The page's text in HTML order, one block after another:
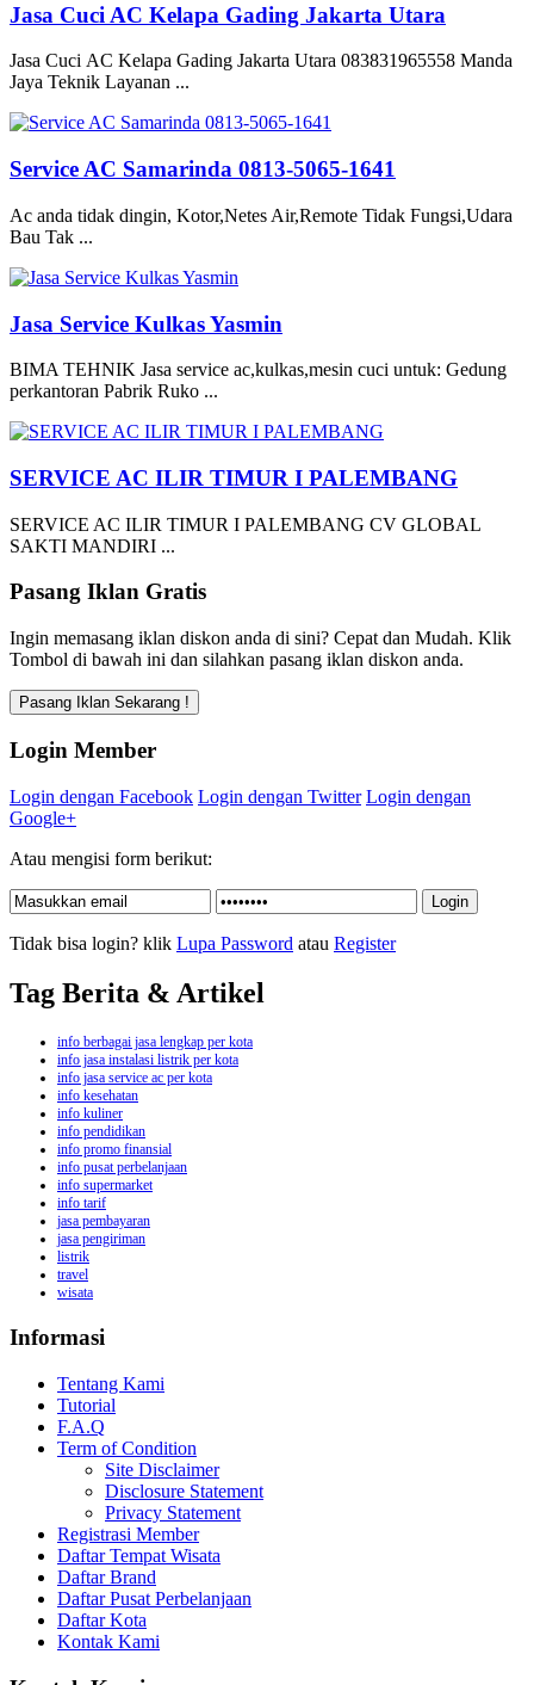
Jasa Cuci AC Kelapa Gading Jakarta Utara
Jasa Cuci AC Kelapa Gading Jakarta Utara 083831965558 Manda
Jaya Teknik Layanan ...
Service AC Samarinda 0813-5065-1641
Ac anda tidak dingin, Kotor,Netes Air,Remote Tidak Fungsi,Udara
Bau Tak ...
Jasa Service Kulkas Yasmin
BIMA TEHNIK Jasa service ac,kulkas,mesin cuci untuk: Gedung
perkantoran Pabrik Ruko ...
SERVICE AC ILIR TIMUR I PALEMBANG
SERVICE AC ILIR TIMUR I PALEMBANG CV GLOBAL
SAKTI MANDIRI ...
Pasang Iklan Gratis
Ingin memasang iklan diskon anda di sini? Cepat dan Mudah. Klik
Tombol di bawah ini dan silahkan pasang iklan diskon anda.
Login Member
Login dengan Facebook Login dengan Twitter Login dengan
Google+
Atau mengisi form berikut:
Tidak bisa login? klik Lupa Password atau Register
Tag Berita & Artikel
info berbagai jasa lengkap per kota
info jasa instalasi listrik per kota
info jasa service ac per kota
info kesehatan
info kuliner
info pendidikan
info promo finansial
info pusat perbelanjaan
info supermarket
info tarif
jasa pembayaran
jasa pengiriman
listrik
travel
wisata
Informasi
Tentang Kami
Tutorial
F.A.Q
Term of Condition
Site Disclaimer
Disclosure Statement
Privacy Statement
Registrasi Member
Daftar Tempat Wisata
Daftar Brand
Daftar Pusat Perbelanjaan
Daftar Kota
Kontak Kami